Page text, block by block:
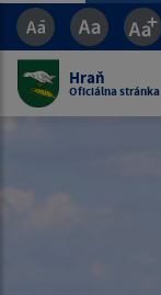
Hraň
Oficiálna stránka